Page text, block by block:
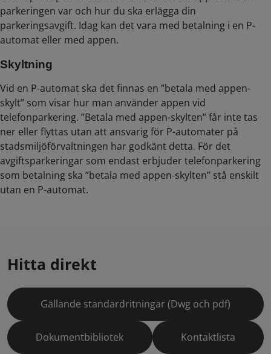
parkeringen var och hur du ska erlägga din
parkeringsavgift. Idag kan det vara med betalning i en P-
automat eller med appen.
Skyltning
Vid en P-automat ska det finnas en ”betala med appen-
skylt” som visar hur man använder appen vid
telefonparkering. ”Betala med appen-skylten” får inte tas
ner eller flyttas utan att ansvarig för P-automater på
stadsmiljöförvaltningen har godkänt detta. För det
avgiftsparkeringar som endast erbjuder telefonparkering
som betalning ska ”betala med appen-skylten” stå enskilt
utan en P-automat.
Hitta direkt
Gällande standardritningar (Dwg och pdf)
Dokumentbibliotek Kontaktlista